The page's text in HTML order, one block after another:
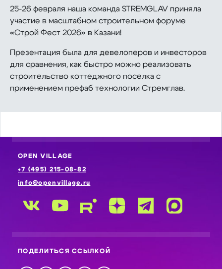
25-26 февраля наша команда STREMGLAV приняла
участие в масштабном строительном форуме
«Строй Фест 2026» в Казани!
Презентация была для девелоперов и инвесторов
для сравнения, как быстро можно реализовать
строительство коттеджного поселка с
применением префаб технологии Стремглав.
OPEN VILLAGE
+7 (495) 215-08-82
info@openvillage.ru
ПОДЕЛИТЬСЯ ССЫЛКОЙ